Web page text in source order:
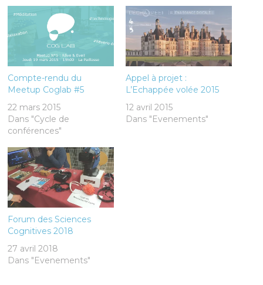
Compte-rendu du
Meetup Coglab #5
22 mars 2015
Dans "Cycle de
conférences"
Appel à projet :
L’Echappée volée 2015
12 avril 2015
Dans "Evenements"
Forum des Sciences
Cognitives 2018
27 avril 2018
Dans "Evenements"